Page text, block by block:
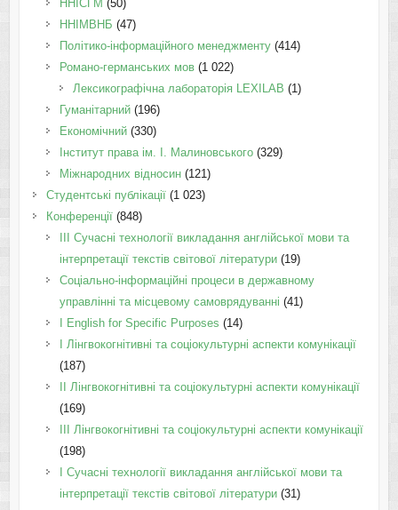
ННІСГМ (50)
ННІМВНБ (47)
Політико-інформаційного менеджменту(414)
Романо-германських мов(1 022)
Лексикографічна лабораторія LEXILAB (1)
Гуманітарний(196)
Економічний(330)
Інститут права ім. І. Малиновського(329)
Міжнародних відносин(121)
Студентські публікації(1 023)
Конференції(848)
III Сучасні технології викладання англійської мови та
інтерпретації текстів світової літератури(19)
Соціально-інформаційні процеси в державному
управлінні та місцевому самоврядуванні (41)
І English for Specific Purposes (14)
I Лінгвокогнітивні та соціокультурні аспекти комунікації
(187)
IІ Лінгвокогнітивні та соціокультурні аспекти комунікації
(169)
IІI Лінгвокогнітивні та соціокультурні аспекти комунікації
(198)
I Cучасні технології викладання англійської мови та
інтерпретації текстів світової літератури(31)